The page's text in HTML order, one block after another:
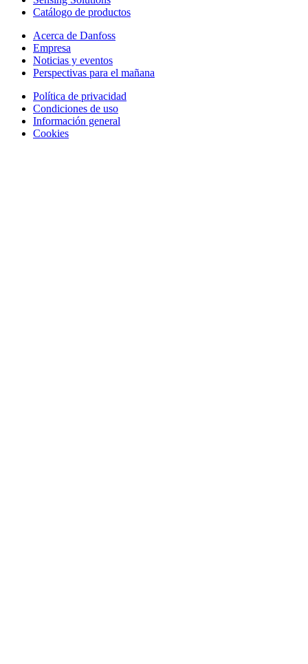
Catálogo de productos
Acerca de Danfoss
Empresa
Noticias y eventos
Perspectivas para el mañana
Política de privacidad
Condiciones de uso
Información general
Cookies